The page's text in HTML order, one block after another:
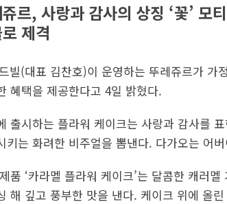
르, 사랑과 감사의 상징 ‘꽃’
제격
빌(대표 김찬호)이 운영하는 뚜레쥬르가 가
혜택을 제공한다고 4일 밝혔다.
출시하는 플라워 케이크는 사랑과 감사를
키는 화려한 비주얼을 뽐낸다. 다가오는 어
품 ‘카라멜 플라워 케이크’는 달콤한 캐러
해 깊고 풍부한 맛을 낸다. 케이크 위에 올